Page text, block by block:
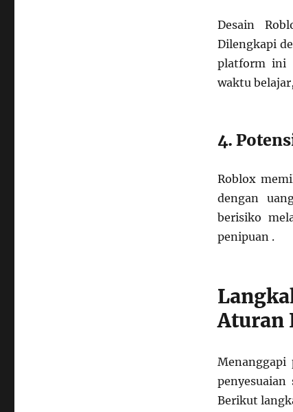
Desain
Dilengkapi
platform ini
waktu
4.
Roblox
dengan
berisiko
penipuan .
Aturan
Menanggapi
Berikut